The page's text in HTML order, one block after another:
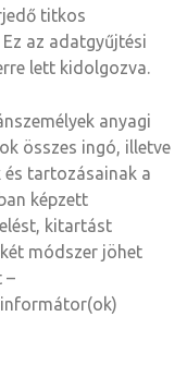
titkos
az adatgyűjtési
lett kidolgozva.
anyagi
összes ingó, illetve
és tartozásainak a
képzett
kitartást
módszer jöhet
–
informátor(ok)